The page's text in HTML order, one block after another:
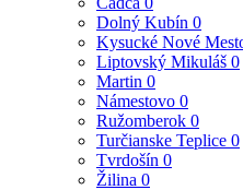
Dolný Kubín 0
Kysucké Nové
Liptovský Mikuláš 0
Martin 0
Námestovo 0
Ružomberok 0
Turčianske Teplice 0
Tvrdošín 0
Žilina 0